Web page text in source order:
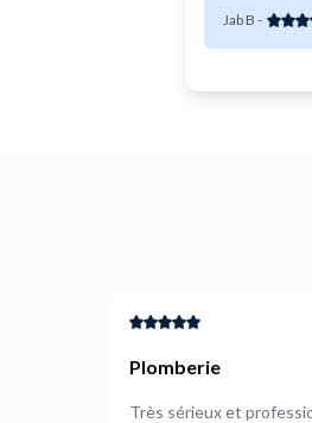
Jab B -
Plomberie
Très sérieux et